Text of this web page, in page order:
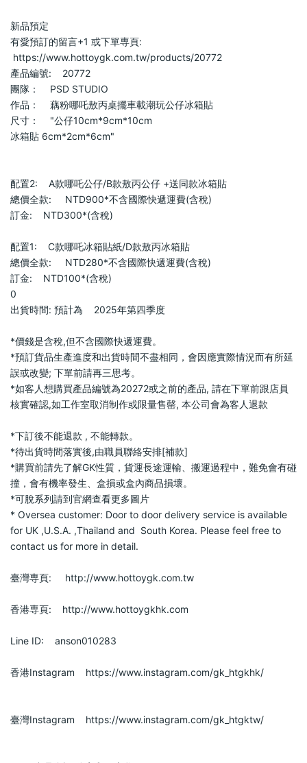
新品預定
有愛預訂的留言+1 或下單専頁:
https://www.hottoygk.com.tw/products/20772
產品編號:    20772
團隊：    PSD STUDIO
作品：    藕粉哪吒敖丙桌擺車載潮玩公仔冰箱貼
尺寸：    "公仔10cm*9cm*10cm
冰箱貼 6cm*2cm*6cm"
配置2:    A款哪吒公仔/B款敖丙公仔 +送同款冰箱貼
總價全款:     NTD900*不含國際快遞運費(含稅)
訂金:    NTD300*(含稅)
配置1:    C款哪吒冰箱貼紙/D款敖丙冰箱貼
總價全款:     NTD280*不含國際快遞運費(含稅)
訂金:    NTD100*(含稅)
0
出貨時間: 預計為    2025年第四季度
*價錢是含稅,但不含國際快遞運費。
*預訂貨品生產進度和出貨時間不盡相同，會因應實際情況而有所延
誤或改變; 下單前請再三思考。
*如客人想購買產品編號為20272或之前的產品, 請在下單前跟店員
核實確認,如工作室取消制作或限量售罄, 本公司會為客人退款
*下訂後不能退款 , 不能轉款。
*待出貨時間落實後,由職員聯絡安排[補款]
*購買前請先了解GK性質，貨運長途運輸、搬運過程中，難免會有碰
撞，會有機率發生、盒損或盒內商品損壞。
*可脫系列請到官網查看更多圖片
* Oversea customer: Door to door delivery service is available
for UK ,U.S.A. ,Thailand and  South Korea. Please feel free to
contact us for more in detail.
臺灣専頁:     http://www.hottoygk.com.tw
香港専頁:    http://www.hottoygkhk.com
Line ID:    anson010283
香港Instagram    https://www.instagram.com/gk_htgkhk/
臺灣Instagram    https://www.instagram.com/gk_htgktw/